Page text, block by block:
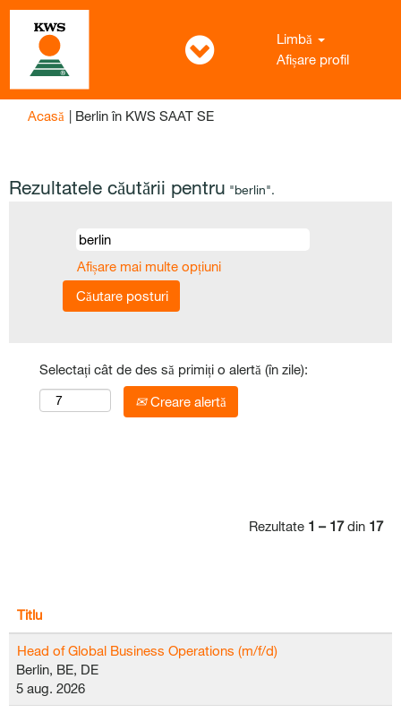
Limbă
Afișare profil
Acasă | Berlin în KWS SAAT SE(pagina
Rezultatele căutării pentru "berlin".
Afișare mai multe opțiuni
Selectați cât de des să primiți o alertă (în zile):
Creare alertă
Rezultate 1 – 17din 17
Titlu
Head of Global Business Operations (m/f/d)
Berlin, BE, DE
5 aug. 2026